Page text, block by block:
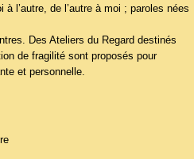
l’autre, de l’autre à moi ; paroles nées
Des Ateliers du Regard destinés
de fragilité sont proposés pour
et personnelle.